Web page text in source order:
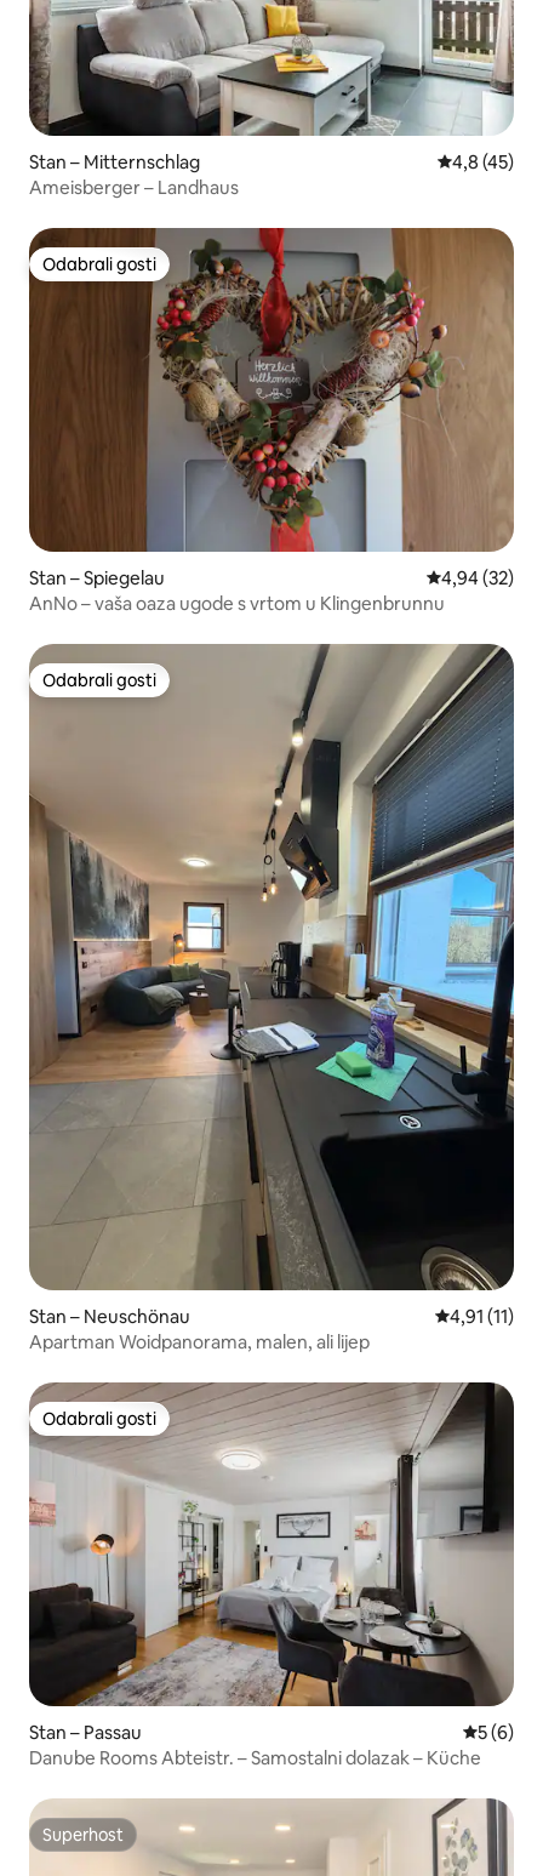
Stan – Mitternschlag Prosječna
4,8 (45)
Ameisberger – Landhaus
Odabrali gosti
Odabrali gosti
Stan – Spiegelau Prosječna
4,94 (32)
AnNo – vaša oaza ugode s vrtom u Klingenbrunnu
Odabrali gosti
Odabrali gosti
Stan – Neuschönau Prosječna
4,91 (11)
Apartman Woidpanorama, malen, ali lijep
Odabrali gosti
Odabrali gosti
Stan – Passau
5 (6)
Danube Rooms Abteistr. – Samostalni dolazak – Küche
Superhost
Superhost